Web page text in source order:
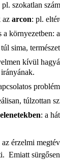
szokatlan
az arcon: pl.
a környezetben:
túl sima,
kívül
túlzottan
: a
érzelmi
Emiatt